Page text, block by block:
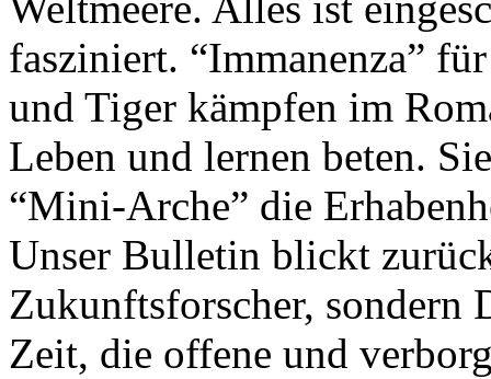
fasziniert. “Immanenza”
und Tiger kämpfen im
Leben und lernen beten.
“Mini-Arche” die
Unser Bulletin blickt
Zukunftsforscher, sondern
Zeit, die offene und